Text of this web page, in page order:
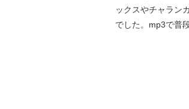
ックスやチャラン
でした。mp3で普